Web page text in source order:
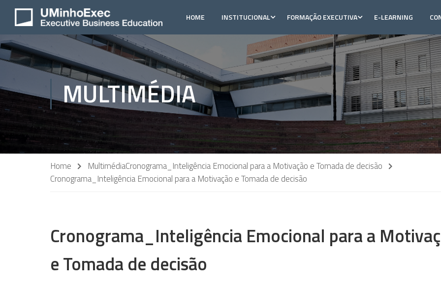
HOME INSTITUCIONAL FORMAÇÃO EXECUTIVA E-LEARNING
MULTIMÉDIA
Home MultimédiaCronograma_Inteligência Emocional para a Motivação e Tomada de decisão
Cronograma_Inteligência Emocional para a Motivação e Tomada de decisão
Cronograma_Inteligência Emocional para a
e Tomada de decisão